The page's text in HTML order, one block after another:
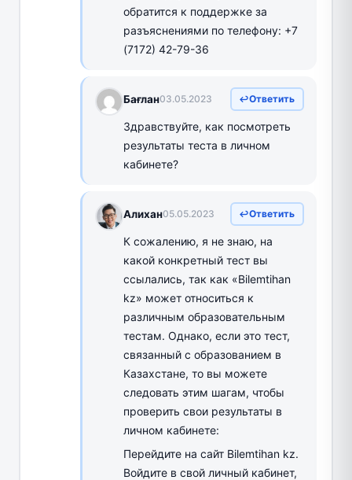
обратится к поддержке за
разъяснениями по телефону: +7
(7172) 42-79-36
Бағлан03.05.2023 Ответить
Здравствуйте, как посмотреть
результаты теста в личном
кабинете?
Алихан05.05.2023 Ответить
К сожалению, я не знаю, на
какой конкретный тест вы
ссылались, так как «Bilemtihan
kz» может относиться к
различным образовательным
тестам. Однако, если это тест,
связанный с образованием в
Казахстане, то вы можете
следовать этим шагам, чтобы
проверить свои результаты в
личном кабинете:
Перейдите на сайт Bilemtihan kz.
Войдите в свой личный кабинет,